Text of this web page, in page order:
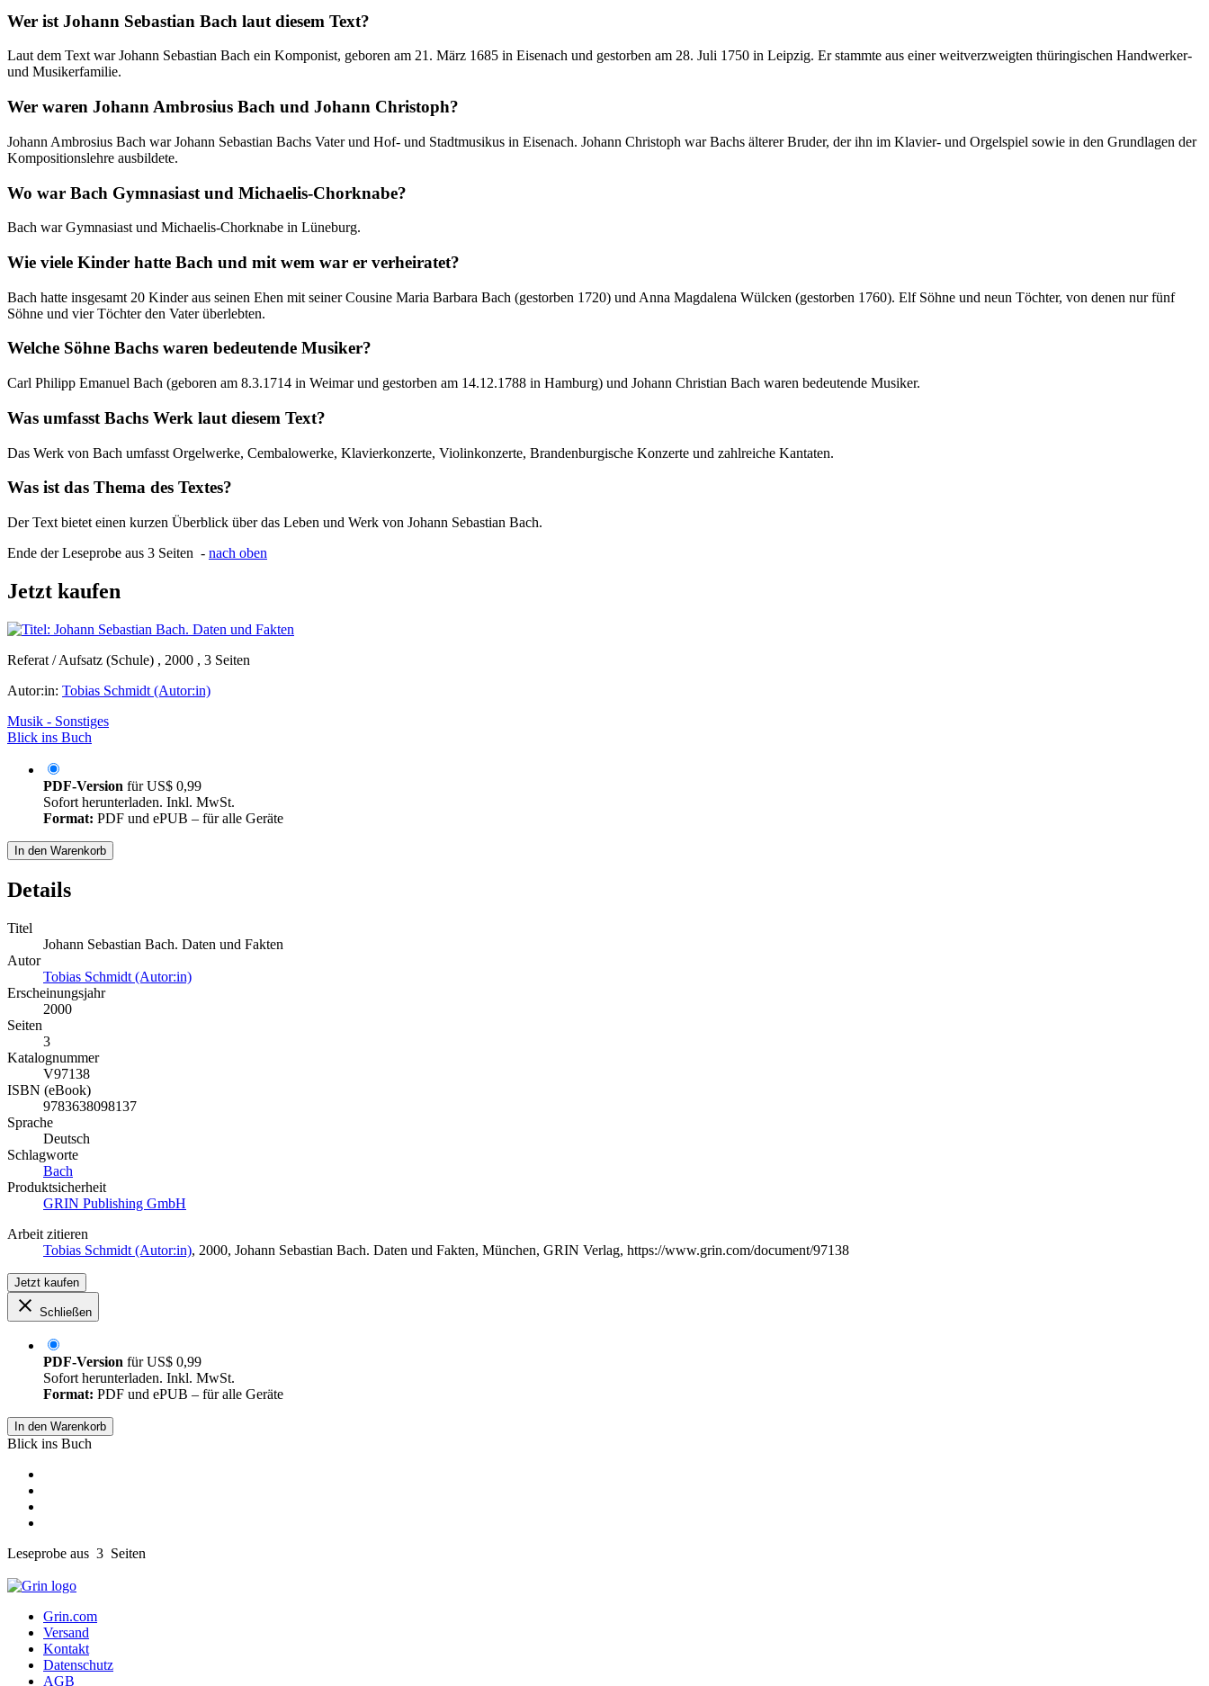
Wer ist Johann Sebastian Bach laut diesem Text?
Laut dem Text war Johann Sebastian Bach ein Komponist, geboren am 21. März 1685 in Eisenach und gestorben am 28. Juli 1750 in Leipzig. Er stammte aus einer weitverzweigten thüringischen Handwerker-
und Musikerfamilie.
Wer waren Johann Ambrosius Bach und Johann Christoph?
Johann Ambrosius Bach war Johann Sebastian Bachs Vater und Hof- und Stadtmusikus in Eisenach. Johann Christoph war Bachs älterer Bruder, der ihn im Klavier- und Orgelspiel sowie in den Grundlagen der
Kompositionslehre ausbildete.
Wo war Bach Gymnasiast und Michaelis-Chorknabe?
Bach war Gymnasiast und Michaelis-Chorknabe in Lüneburg.
Wie viele Kinder hatte Bach und mit wem war er verheiratet?
Bach hatte insgesamt 20 Kinder aus seinen Ehen mit seiner Cousine Maria Barbara Bach (gestorben 1720) und Anna Magdalena Wülcken (gestorben 1760). Elf Söhne und neun Töchter, von denen nur fünf
Söhne und vier Töchter den Vater überlebten.
Welche Söhne Bachs waren bedeutende Musiker?
Carl Philipp Emanuel Bach (geboren am 8.3.1714 in Weimar und gestorben am 14.12.1788 in Hamburg) und Johann Christian Bach waren bedeutende Musiker.
Was umfasst Bachs Werk laut diesem Text?
Das Werk von Bach umfasst Orgelwerke, Cembalowerke, Klavierkonzerte, Violinkonzerte, Brandenburgische Konzerte und zahlreiche Kantaten.
Was ist das Thema des Textes?
Der Text bietet einen kurzen Überblick über das Leben und Werk von Johann Sebastian Bach.
Ende der Leseprobe aus 3 Seiten - nach oben
Jetzt kaufen
Referat / Aufsatz (Schule) , 2000 , 3 Seiten
Autor:in: Tobias Schmidt (Autor:in)
Musik - Sonstiges
Blick ins Buch
PDF-Version fürUS$ 0,99
Sofort herunterladen. Inkl. MwSt.
Format: PDF und ePUB – für alle Geräte
In den Warenkorb
Details
Titel
Johann Sebastian Bach. Daten und Fakten
Autor
Tobias Schmidt (Autor:in)
Erscheinungsjahr
2000
Seiten
3
Katalognummer
V97138
ISBN (eBook)
9783638098137
Sprache
Deutsch
Schlagworte
Bach
Produktsicherheit
GRIN Publishing GmbH
Arbeit zitieren
Tobias Schmidt (Autor:in), 2000, Johann Sebastian Bach. Daten und Fakten, München, GRIN Verlag, https://www.grin.com/document/97138
Jetzt kaufen
Schließen
PDF-Version fürUS$ 0,99
Sofort herunterladen. Inkl. MwSt.
Format: PDF und ePUB – für alle Geräte
In den Warenkorb
Blick ins Buch
Leseprobe aus 3 Seiten
Grin.com
Versand
Kontakt
Datenschutz
AGB